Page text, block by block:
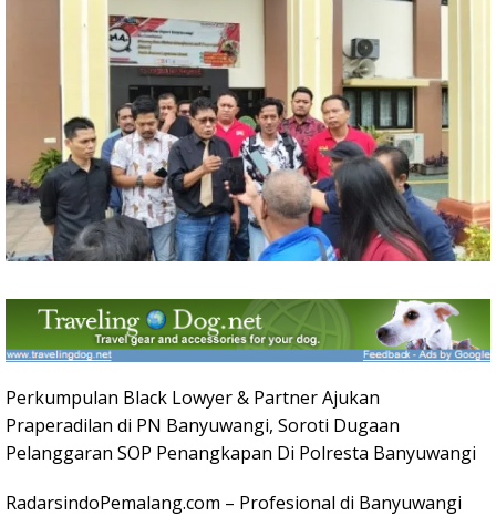
Perkumpulan Black Lowyer & Partner Ajukan
Praperadilan di PN Banyuwangi, Soroti Dugaan
Pelanggaran SOP Penangkapan Di Polresta Banyuwangi
RadarsindoPemalang.com – Profesional di Banyuwangi